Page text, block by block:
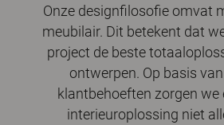
Onze designfilosofie omvat
meubilair. Dit betekent dat
project de beste
ontwerpen. Op basis
klantbehoeften zorgen we
interieuroplossing niet